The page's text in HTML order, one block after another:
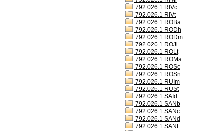
792.026.1 RIVc
792.026.1 RIVt
792.026.1 ROBa
792.026.1 RODh
792.026.1 RODm
792.026.1 ROJl
792.026.1 ROLt
792.026.1 ROMa
792.026.1 ROSc
792.026.1 ROSn
792.026.1 RUIm
792.026.1 RUSt
792.026.1 SAId
792.026.1 SANb
792.026.1 SANc
792.026.1 SANd
792.026.1 SANf